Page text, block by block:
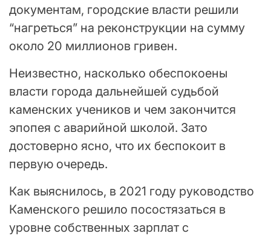
документам, городские власти решили
“нагреться” на реконструкции на сумму
около 20 миллионов гривен.
Неизвестно, насколько обеспокоены
власти города дальнейшей судьбой
каменских учеников и чем закончится
эпопея с аварийной школой. Зато
достоверно ясно, что их беспокоит в
первую очередь.
Как выяснилось, в 2021 году руководство
Каменского решило посостязаться в
уровне собственных зарплат с